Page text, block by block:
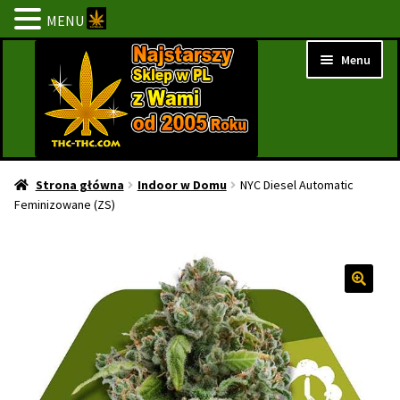
nawigacji
treści
Menu
Strona Główna
PROMOCJE
PROMOCJE 1+1
Strona główna Indoor w Domu
NYC Diesel Automatic
Feminizowane (ZS)
MENU